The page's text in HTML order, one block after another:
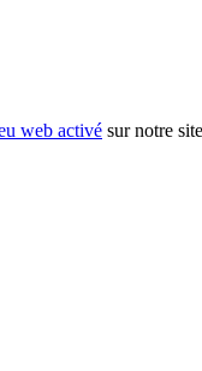
web activé sur notre